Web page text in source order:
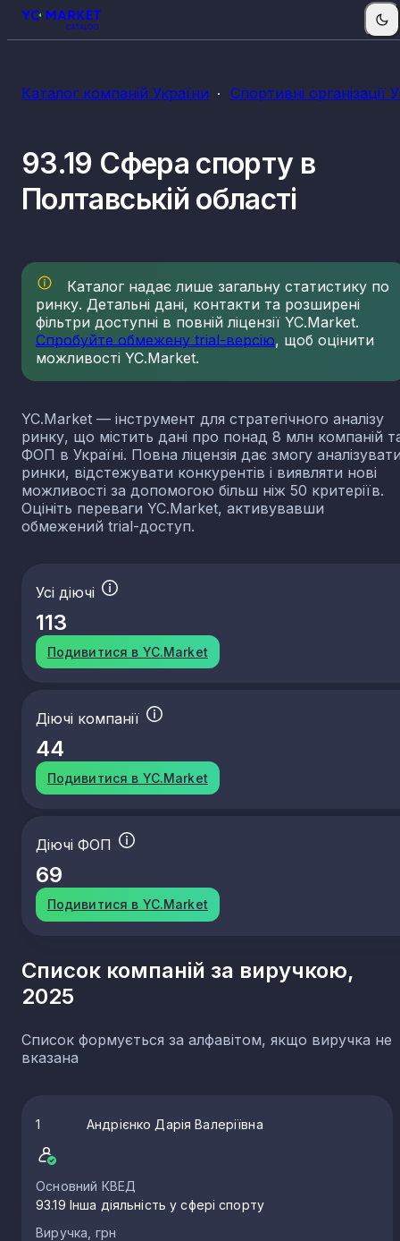
Каталог компаній України Спортивні організації
93.19 Сфера спорту в
Полтавській області
Каталог надає лише загальну статистику по
ринку. Детальні дані, контакти та розширені
фільтри доступні в повній ліцензії YC.Market.
Спробуйте обмежену trial-версію, щоб оцінити
можливості YC.Market.
YC.Market — інструмент для стратегічного аналізу
ринку, що містить дані про понад 8 млн компаній
ФОП в Україні. Повна ліцензія дає змогу
ринки, відстежувати конкурентів і виявляти нові
можливості за допомогою більш ніж 50 критеріїв.
Оцініть переваги YC.Market, активувавши
обмежений trial-доступ.
Усі діючі
113
Подивитися в YC.Market
Діючі компанії
44
Подивитися в YC.Market
Діючі ФОП
69
Подивитися в YC.Market
Список компаній за виручкою,
2025
Список формується за алфавітом, якщо виручка не
вказана
1 Андрієнко Дарія Валеріївна
Основний КВЕД
93.19 Інша діяльність у сфері спорту
Виручка, грн